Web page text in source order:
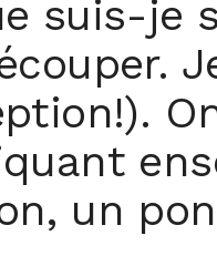
suis-je
un